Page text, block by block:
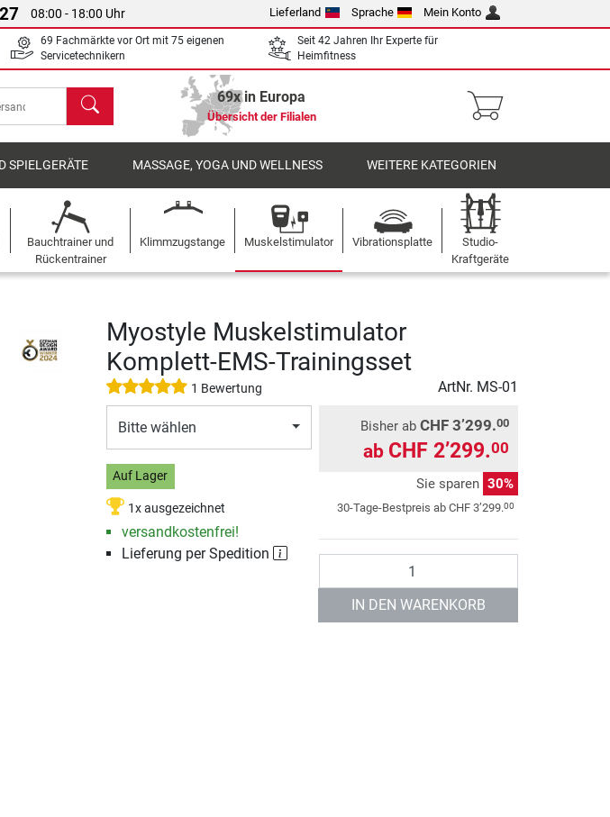
08:00 - 18:00 Uhr Lieferland Sprache Mein Konto
69 Fachmärkte vor Ort mit 75 eigenen
Servicetechnikern
Seit 42 Jahren Ihr Experte für
Heimfitness
Suchen 69x in Europa
Übersicht der Filialen
SPIELGERÄTE MASSAGE, YOGA UND WELLNESS WEITERE KATEGORIEN
Bauchtrainer und
Rückentrainer
Klimmzugstange Muskelstimulator Vibrationsplatte
Studio-
Kraftgeräte
Myostyle Muskelstimulator
Komplett-EMS-Trainingsset
1 Bewertung ArtNr. MS-01
Bitte wählen
Auf Lager
1x ausgezeichnet
versandkostenfrei!
Lieferung per Spedition
Bisher ab CHF 3’299.00
ab CHF 2’299.00
Sie sparen 30%
30-Tage-Bestpreis ab CHF 3’299.00
IN DEN WARENKORB